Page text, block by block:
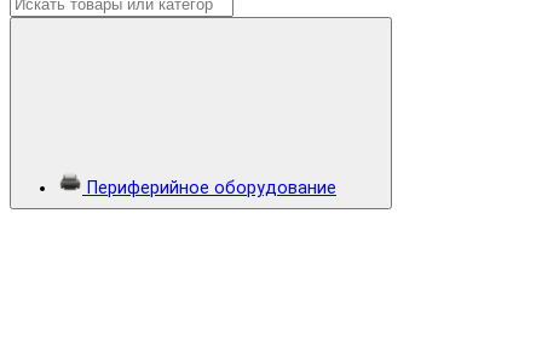
Периферийное оборудование